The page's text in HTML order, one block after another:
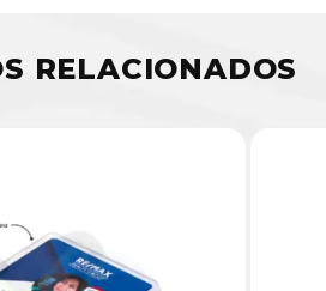
RELACIONADOS